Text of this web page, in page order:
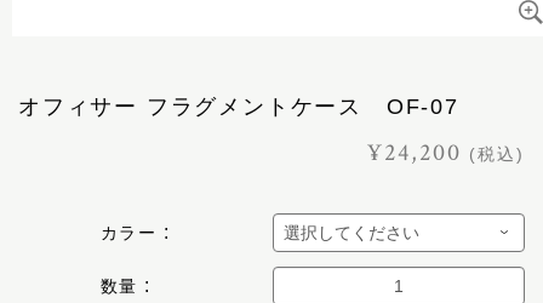
オフィサー フラグメントケース OF-07
¥24,200 (税込)
カラー
数量